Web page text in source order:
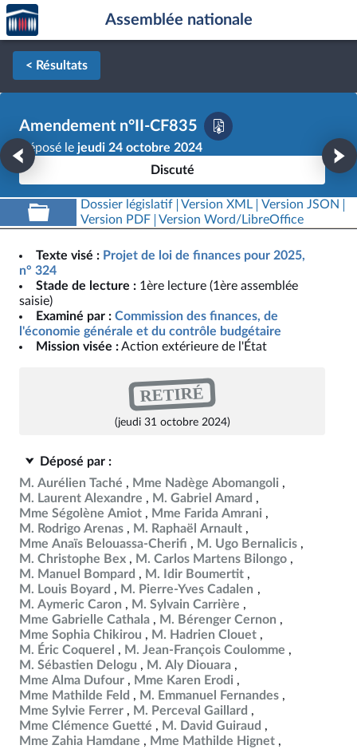
Aller au contenu
Aller en bas de la page
Accèder
à la
page
d'accueil
Assemblée nationale
< Résultats
Amendement n°II-CF835
Déposé le jeudi 24 octobre 2024
Discuté
Dossier législatif Version XML
Version JSON
Version PDF
Version Word/LibreOffice
Texte visé : Projet de loi de finances pour 2025,
n° 324
Stade de lecture : 1ère lecture (1ère assemblée
saisie)
Examiné par : Commission des finances, de
l'économie générale et du contrôle budgétaire
Mission visée :Action extérieure de l'État
RETIRÉ
(jeudi 31 octobre 2024)
Déposé par :
M. Aurélien Taché
Mme Nadège Abomangoli
M. Laurent Alexandre
M. Gabriel Amard
Mme Ségolène Amiot
Mme Farida Amrani
M. Rodrigo Arenas
M. Raphaël Arnault
Mme Anaïs Belouassa-Cherifi
M. Ugo Bernalicis
M. Christophe Bex
M. Carlos Martens Bilongo
M. Manuel Bompard
M. Idir Boumertit
M. Louis Boyard
M. Pierre-Yves Cadalen
M. Aymeric Caron
M. Sylvain Carrière
Mme Gabrielle Cathala
M. Bérenger Cernon
Mme Sophia Chikirou
M. Hadrien Clouet
M. Éric Coquerel
M. Jean-François Coulomme
M. Sébastien Delogu
M. Aly Diouara
Mme Alma Dufour
Mme Karen Erodi
Mme Mathilde Feld
M. Emmanuel Fernandes
Mme Sylvie Ferrer
M. Perceval Gaillard
Mme Clémence Guetté
M. David Guiraud
Mme Zahia Hamdane
Mme Mathilde Hignet